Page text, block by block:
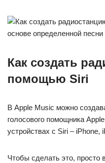
Как создать
помощью Siri
В Apple Music можно
голосового помощника
устройствах с Siri – iPhone,
Чтобы сделать это, просто